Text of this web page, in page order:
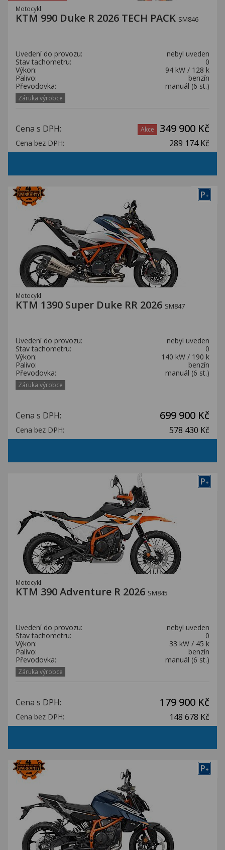
Motocykl
KTM 990 Duke R 2026 TECH PACK SM846
Uvedení do provozu:
nebyl uveden
Stav tachometru:
0
Výkon:
94 kW / 128 k
Palivo:
benzín
Převodovka:
manuál (6 st.)
Záruka výrobce
Cena s DPH: Akce 349 900 Kč
Cena bez DPH: 289 174 Kč
P+
Motocykl
KTM 1390 Super Duke RR 2026 SM847
Uvedení do provozu:
nebyl uveden
Stav tachometru:
0
Výkon:
140 kW / 190 k
Palivo:
benzín
Převodovka:
manuál (6 st.)
Záruka výrobce
Cena s DPH: 699 900 Kč
Cena bez DPH: 578 430 Kč
P+
Motocykl
KTM 390 Adventure R 2026 SM845
Uvedení do provozu:
nebyl uveden
Stav tachometru:
0
Výkon:
33 kW / 45 k
Palivo:
benzín
Převodovka:
manuál (6 st.)
Záruka výrobce
Cena s DPH: 179 900 Kč
Cena bez DPH: 148 678 Kč
P+